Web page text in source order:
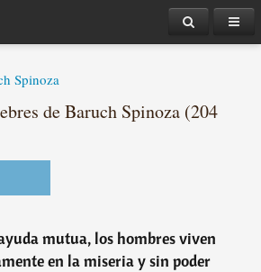
Spinoza
de Baruch Spinoza (204
mutua, los hombres viven
en la miseria y sin poder